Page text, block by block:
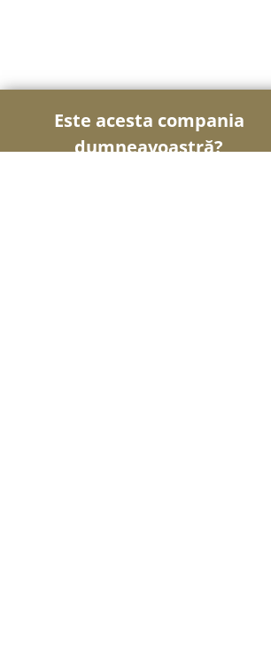
Este acesta compania
dumneavoastră?